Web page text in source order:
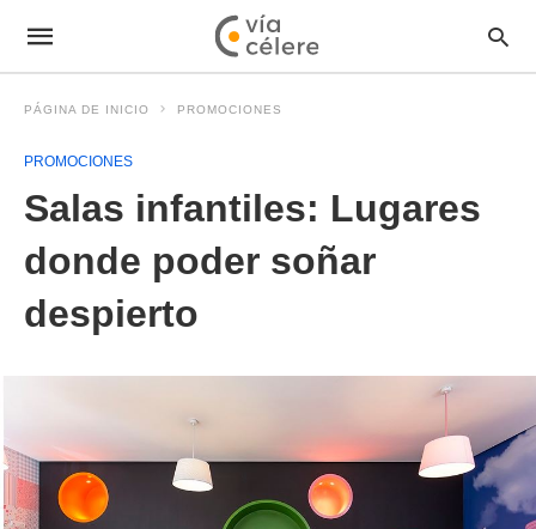
PÁGINA DE INICIO PROMOCIONES
PROMOCIONES
Salas infantiles: Lugares
donde poder soñar
despierto